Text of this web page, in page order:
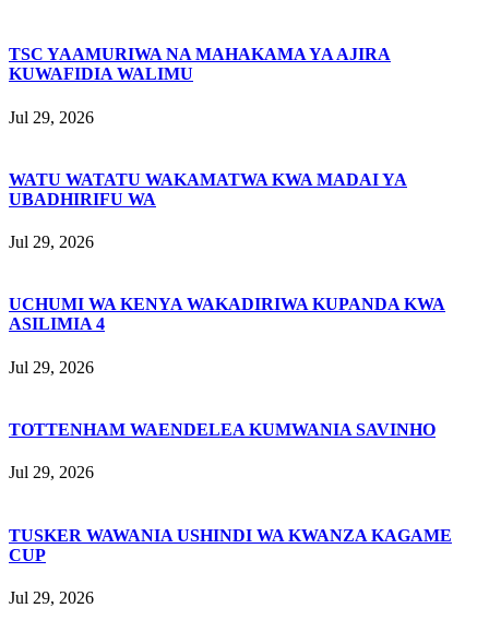
TSC YAAMURIWA NA MAHAKAMA YA AJIRA
KUWAFIDIA WALIMU
Jul 29, 2026
WATU WATATU WAKAMATWA KWA MADAI YA
UBADHIRIFU WA
Jul 29, 2026
UCHUMI WA KENYA WAKADIRIWA KUPANDA KWA
ASILIMIA 4
Jul 29, 2026
TOTTENHAM WAENDELEA KUMWANIA SAVINHO
Jul 29, 2026
TUSKER WAWANIA USHINDI WA KWANZA KAGAME
CUP
Jul 29, 2026